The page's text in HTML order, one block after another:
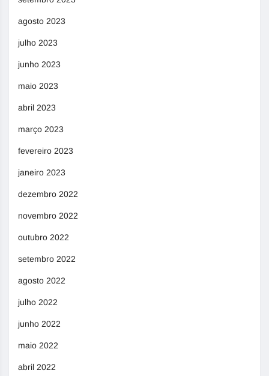
agosto 2023
julho 2023
junho 2023
maio 2023
abril 2023
março 2023
fevereiro 2023
janeiro 2023
dezembro 2022
novembro 2022
outubro 2022
setembro 2022
agosto 2022
julho 2022
junho 2022
maio 2022
abril 2022